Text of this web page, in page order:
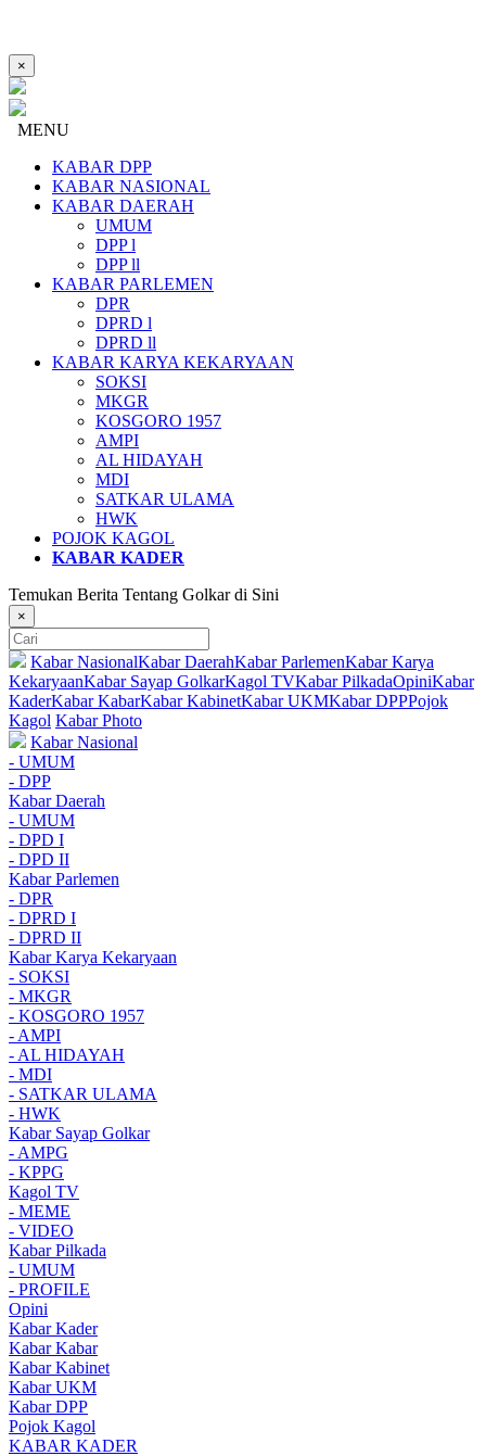
×
MENU
KABAR DPP
KABAR NASIONAL
KABAR DAERAH
UMUM
DPP l
DPP ll
KABAR PARLEMEN
DPR
DPRD l
DPRD ll
KABAR KARYA KEKARYAAN
SOKSI
MKGR
KOSGORO 1957
AMPI
AL HIDAYAH
MDI
SATKAR ULAMA
HWK
POJOK KAGOL
KABAR KADER
Temukan Berita Tentang Golkar di Sini
×
Kabar NasionalKabar DaerahKabar ParlemenKabar Karya
KekaryaanKabar Sayap GolkarKagol TVKabar PilkadaOpiniKabar
KaderKabar KabarKabar KabinetKabar UKMKabar DPPPojok
Kagol Kabar Photo
Kabar Nasional
- UMUM
- DPP
Kabar Daerah
- UMUM
- DPD I
- DPD II
Kabar Parlemen
- DPR
- DPRD I
- DPRD II
Kabar Karya Kekaryaan
- SOKSI
- MKGR
- KOSGORO 1957
- AMPI
- AL HIDAYAH
- MDI
- SATKAR ULAMA
- HWK
Kabar Sayap Golkar
- AMPG
- KPPG
Kagol TV
- MEME
- VIDEO
Kabar Pilkada
- UMUM
- PROFILE
Opini
Kabar Kader
Kabar Kabar
Kabar Kabinet
Kabar UKM
Kabar DPP
Pojok Kagol
KABAR KADER